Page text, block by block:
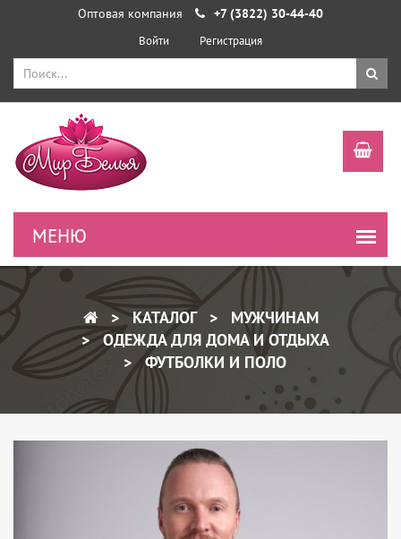
Оптовая компания +7 (3822) 30-44-40
Войти Регистрация
КАТАЛОГ
МУЖЧИНАМ
ОДЕЖДА ДЛЯ ДОМА И ОТДЫХА
ФУТБОЛКИ И ПОЛО